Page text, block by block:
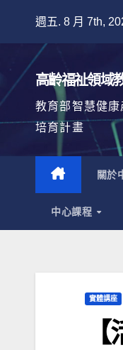
週五. 8 月 7th,
高齡福祉領域
教育部智慧健
培育計畫
關於
中心課程
實體講座